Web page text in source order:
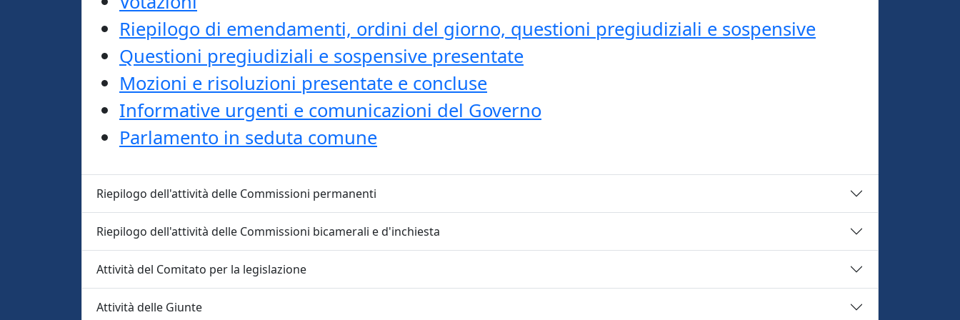
Riepilogo di emendamenti, ordini del giorno, questioni pregiudiziali e sospensive
Questioni pregiudiziali e sospensive presentate
Mozioni e risoluzioni presentate e concluse
Informative urgenti e comunicazioni del Governo
Parlamento in seduta comune
Riepilogo dell'attività delle Commissioni permanenti
Riepilogo dell'attività delle Commissioni bicamerali e d'inchiesta
Attività del Comitato per la legislazione
Attività delle Giunte